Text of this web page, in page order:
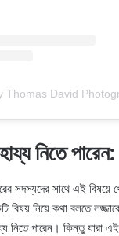
নিতে পারেন:
সদস্যদের সাথে এই বিষয়ে
বিষয় নিয়ে কথা বলতে
নিতে পারেন। কিন্তু যারা